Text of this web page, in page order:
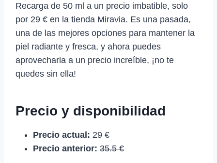
Recarga de 50 ml a un precio imbatible, solo
por 29 € en la tienda Miravia. Es una pasada,
una de las mejores opciones para mantener la
piel radiante y fresca, y ahora puedes
aprovecharla a un precio increíble, ¡no te
quedes sin ella!
Precio y disponibilidad
Precio actual: 29 €
Precio anterior: 35.5 €